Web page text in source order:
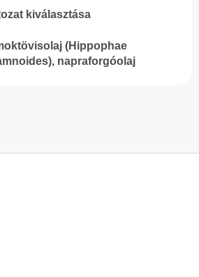
kiválasztása
(Hippophae
napraforgóolaj